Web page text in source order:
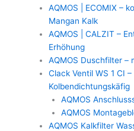
AQMOS | ECOMIX –
Mangan Kalk
AQMOS | CALZIT –
Erhöhung
AQMOS Duschfilter
Clack Ventil WS 1 CI
Kolbendichtungskäfig
AQMOS
AQMOS
AQMOS Kalkfilter